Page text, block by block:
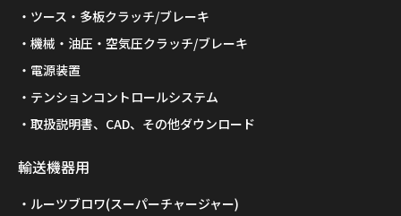
ツース・多板クラッチ/ブレーキ
機械・油圧・空気圧クラッチ/ブレーキ
電源装置
テンションコントロールシステム
取扱説明書、CAD、その他ダウンロード
輸送機器用
ルーツブロワ(スーパーチャージャー)